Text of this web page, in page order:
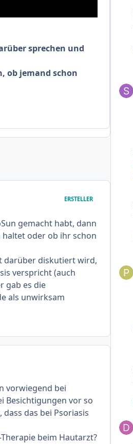
sprechen und
ob jemand schon
ERSTELLER
gemacht habt, dann
oder ob ihr schon
darüber diskutiert wird,
verspricht (auch
gab es die
als unwirksam
vorwiegend bei
Besichtigungen vor so
das bei Psoriasis
beim Hautarzt?